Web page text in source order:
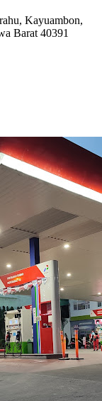
Kayuambon,
Barat 40391